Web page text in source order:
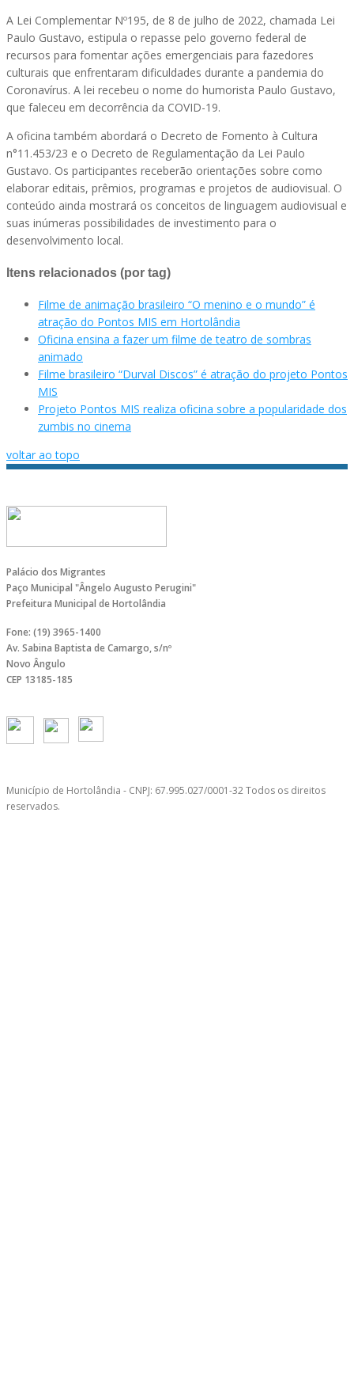
A Lei Complementar Nº195, de 8 de julho de 2022, chamada Lei
Paulo Gustavo, estipula o repasse pelo governo federal de
recursos para fomentar ações emergenciais para fazedores
culturais que enfrentaram dificuldades durante a pandemia do
Coronavírus. A lei recebeu o nome do humorista Paulo Gustavo,
que faleceu em decorrência da COVID-19.
A oficina também abordará o Decreto de Fomento à Cultura
n°11.453/23 e o Decreto de Regulamentação da Lei Paulo
Gustavo. Os participantes receberão orientações sobre como
elaborar editais, prêmios, programas e projetos de audiovisual. O
conteúdo ainda mostrará os conceitos de linguagem audiovisual e
suas inúmeras possibilidades de investimento para o
desenvolvimento local.
Itens relacionados (por tag)
Filme de animação brasileiro “O menino e o mundo” é
atração do Pontos MIS em Hortolândia
Oficina ensina a fazer um filme de teatro de sombras
animado
Filme brasileiro “Durval Discos” é atração do projeto Pontos
MIS
Projeto Pontos MIS realiza oficina sobre a popularidade dos
zumbis no cinema
voltar ao topo
Palácio dos Migrantes
Paço Municipal "Ângelo Augusto Perugini"
Prefeitura Municipal de Hortolândia
Fone: (19) 3965-1400
Av. Sabina Baptista de Camargo, s/nº
Novo Ângulo
CEP 13185-185
Município de Hortolândia - CNPJ: 67.995.027/0001-32 Todos os direitos
reservados.